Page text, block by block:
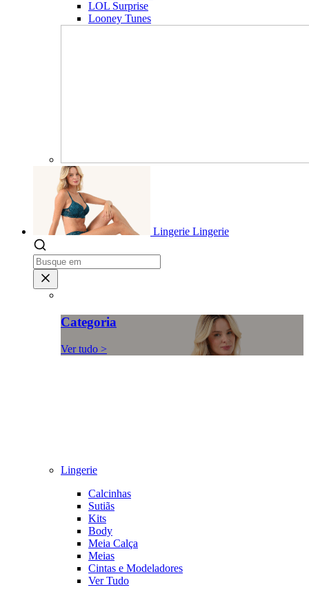
LOL Surprise
Looney Tunes
Lingerie Lingerie
Categoria
Ver tudo >
Lingerie
Calcinhas
Sutiãs
Kits
Body
Meia Calça
Meias
Cintas e Modeladores
Ver Tudo